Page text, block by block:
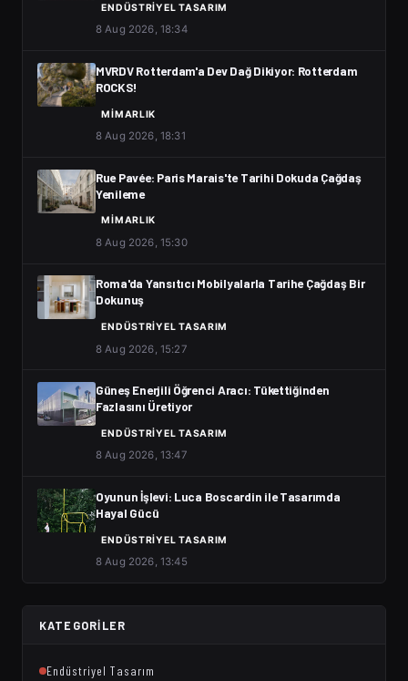
ENDÜSTRIYEL TASARIM
8 Aug 2026, 18:34
MVRDV Rotterdam'a Dev Dağ Dikiyor: Rotterdam
ROCKS!
MIMARLIK
8 Aug 2026, 18:31
Rue Pavée: Paris Marais'te Tarihi Dokuda Çağdaş
Yenileme
MIMARLIK
8 Aug 2026, 15:30
Roma'da Yansıtıcı Mobilyalarla Tarihe Çağdaş Bir
Dokunuş
ENDÜSTRIYEL TASARIM
8 Aug 2026, 15:27
Güneş Enerjili Öğrenci Aracı: Tükettiğinden
Fazlasını Üretiyor
ENDÜSTRIYEL TASARIM
8 Aug 2026, 13:47
Oyunun İşlevi: Luca Boscardin ile Tasarımda
Hayal Gücü
ENDÜSTRIYEL TASARIM
8 Aug 2026, 13:45
KATEGORILER
Endüstriyel Tasarım